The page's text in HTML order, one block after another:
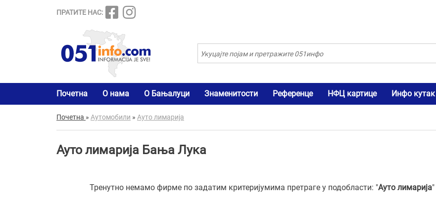
ПРАТИТЕ НАС:
Почетна О нама О Бањалуци Знаменитости Референце НФЦ картице Инфо кутак
Почетна » Аутомобили » Ауто лимарија
Ауто лимарија Бања Лука
Тренутно немамо фирме по задатим критеријумима претраге у подобласти: "Ауто лимарија"